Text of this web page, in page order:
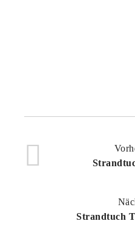
Strandtuch